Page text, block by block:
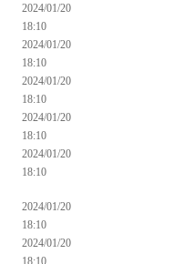
2024/01/20
18:10
2024/01/20
18:10
2024/01/20
18:10
2024/01/20
18:10
2024/01/20
18:10
2024/01/20
18:10
2024/01/20
18:10